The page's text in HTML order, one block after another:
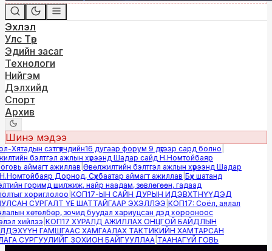
Эхлэл
Улс Төр
Эдийн засаг
Технологи
Нийгэм
Дэлхийд
Спорт
Архив
Шинэ мэдээ
сэтгүүлчдийн16 дугаар форум 9 дүгээр сард болно|
бэлтгэл ажлын хүрээнд Шадар сайд Н.Номтойбаяр
аймагт ажиллав|Өвөлжилтийн бэлтгэл ажлын хүрээнд Шадар
Дорнод, Сүхбаатар аймагт ажиллав|Бүх шатанд
горимд шилжиж, найр наадам, зөвлөгөөн, гадаад
хориглолоо|КОП17-ЫН САЙН ДУРЫН ИДЭВХТНҮҮДЭД
СУРГАЛТ ҮЕ ШАТТАЙГААР ЭХЭЛЛЭЭ|КОП17: Соёл, аялал
хөтөлбөр, зочид буудал хариуцсан дэд хорооноос
хийлээ|КОП17 ХУРАЛД АЖИЛЛАХ ОНЦГОЙ БАЙДЛЫН
ГАМШГААС ХАМГААЛАХ ТАКТИКИЙН ХАМТАРСАН
СУРГУУЛИЙГ ЗОХИОН БАЙГУУЛЛАА|ТААНАГҮЙ ГОВЬ